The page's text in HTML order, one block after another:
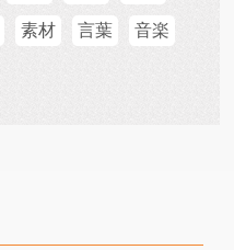
素材 言葉 音楽